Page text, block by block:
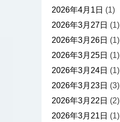
2026年4月1日 (1)
2026年3月27日 (1)
2026年3月26日 (1)
2026年3月25日 (1)
2026年3月24日 (1)
2026年3月23日 (3)
2026年3月22日 (2)
2026年3月21日 (1)